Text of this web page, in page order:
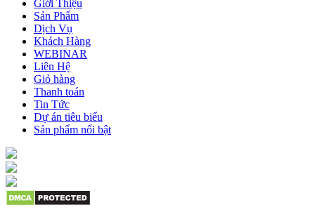
Giới Thiệu
Sản Phẩm
Dịch Vụ
Khách Hàng
WEBINAR
Liên Hệ
Giỏ hàng
Thanh toán
Tin Tức
Dự án tiêu biểu
Sản phẩm nổi bật